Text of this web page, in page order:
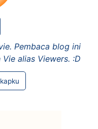
Pembaca blog ini
alias Viewers. :D